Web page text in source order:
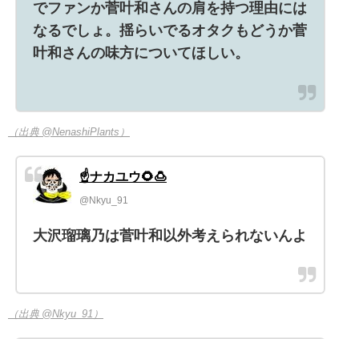
でファンか菅叶和さんの肩を持つ理由には
なるでしょ。揺らいでるオタクもどうか菅
叶和さんの味方についてほしい。
（出典 @NenashiPlants）
☝️ナカユウ🌻🍮
@Nkyu_91
大沢瑠璃乃は菅叶和以外考えられないんよ
（出典 @Nkyu_91）